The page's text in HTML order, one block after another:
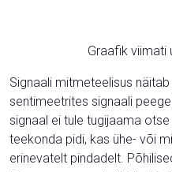
Graafik viimati
Signaali mitmeteelisus
sentimeetrites signaali
signaal ei tule tugijaama
teekonda pidi, kas ühe- või
erinevatelt pindadelt.